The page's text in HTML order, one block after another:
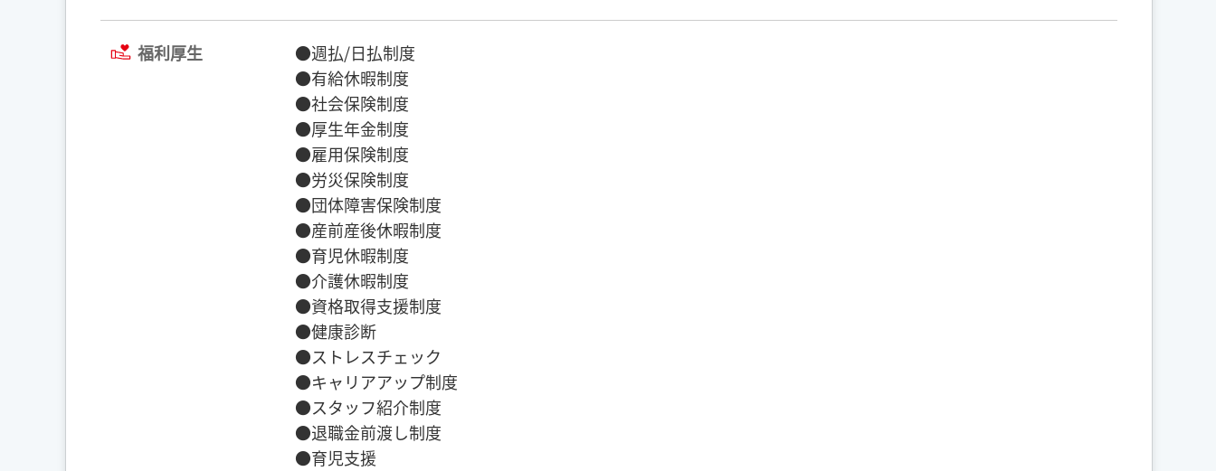
福利厚生
●週払/日払制度
●有給休暇制度
●社会保険制度
●厚生年金制度
●雇用保険制度
●労災保険制度
●団体障害保険制度
●産前産後休暇制度
●育児休暇制度
●介護休暇制度
●資格取得支援制度
●健康診断
●ストレスチェック
●キャリアアップ制度
●スタッフ紹介制度
●退職金前渡し制度
●育児支援